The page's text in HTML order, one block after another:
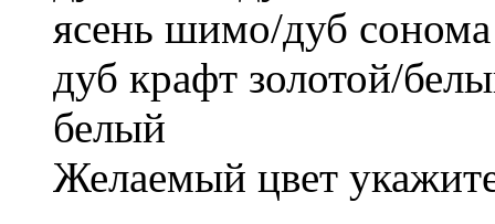
ясень шимо/дуб сонома
дуб крафт золотой/
белый
Желаемый цвет